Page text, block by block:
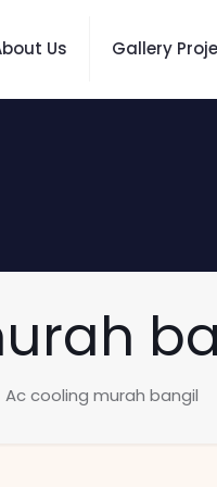
Us Gallery
Ac cooling murah bangil